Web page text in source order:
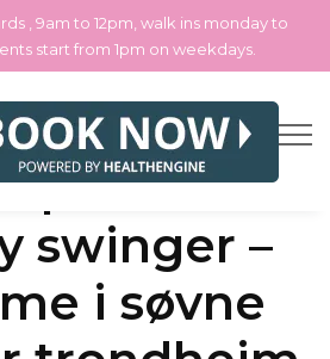
, 9am to 12pm, walk ins monday to
start from 1pm on weekdays.
Categories
Uncategorized
pornofilm
swinger –
i søvne